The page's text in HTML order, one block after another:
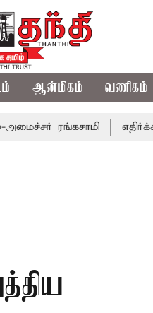
ஆன்மிகம் வணிகம்
ரங்கசாமி